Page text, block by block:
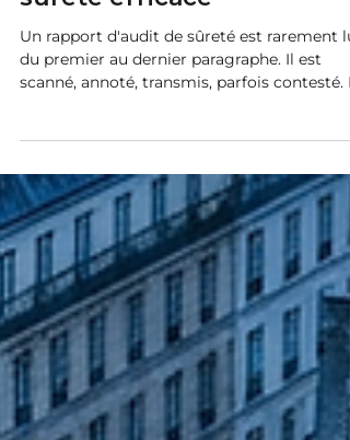
Comment construire
un rapport d'audit de
sûreté efficace
scanné, annoté, transmis, parfois contesté.
pourtant, c'est lui qui conditionne tout : la
décision d'investir, les arbitrages entre
mesures, la crédibilité du diagnostic. Un
rapport mal construit n'est pas simplement
incomplet — il est inutilisable. Et un audit
inutilisé, c'est un risque qui reste ouvert. Ce
guide s'adresse aux directeurs de sécurité et
de sûreté (DSS), aux responsables s